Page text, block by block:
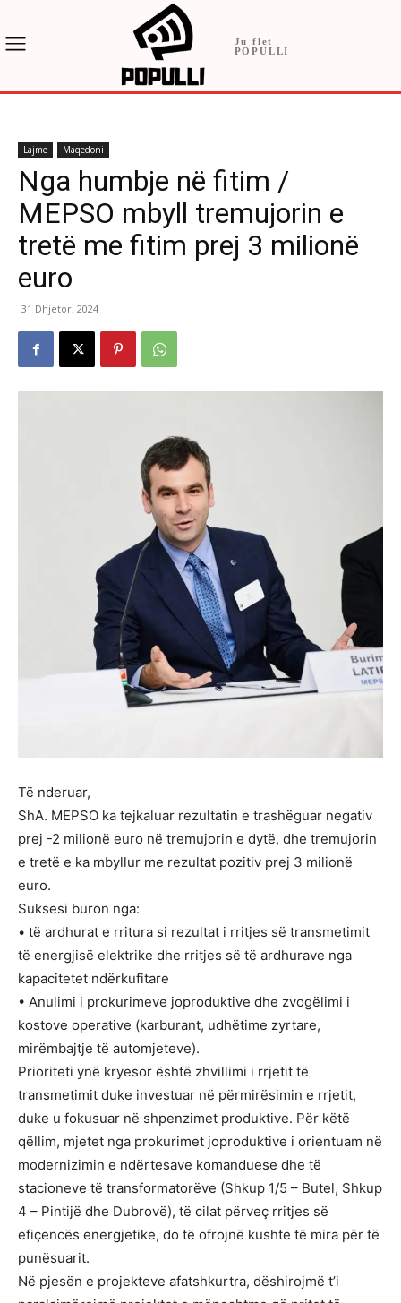
Ju flet
POPULLI
Lajme Maqedoni
Nga humbje në fitim /
MEPSO mbyll tremujorin e
tretë me fitim prej 3 milionë
euro
31 Dhjetor, 2024
Të nderuar,
ShA. MEPSO ka tejkaluar rezultatin e trashëguar negativ
prej -2 milionë euro në tremujorin e dytë, dhe tremujorin
e tretë e ka mbyllur me rezultat pozitiv prej 3 milionë
euro.
Suksesi buron nga:
• të ardhurat e rritura si rezultat i rritjes së transmetimit
të energjisë elektrike dhe rritjes së të ardhurave nga
kapacitetet ndërkufitare
• Anulimi i prokurimeve joproduktive dhe zvogëlimi i
kostove operative (karburant, udhëtime zyrtare,
mirëmbajtje të automjeteve).
Prioriteti ynë kryesor është zhvillimi i rrjetit të
transmetimit duke investuar në përmirësimin e rrjetit,
duke u fokusuar në shpenzimet produktive. Për këtë
qëllim, mjetet nga prokurimet joproduktive i orientuam në
modernizimin e ndërtesave komanduese dhe të
stacioneve të transformatorëve (Shkup 1/5 – Butel, Shkup
4 – Pintijë dhe Dubrovë), të cilat përveç rritjes së
efiçencës energjetike, do të ofrojnë kushte të mira për të
punësuarit.
Në pjesën e projekteve afatshkurtra, dëshirojmë t’i